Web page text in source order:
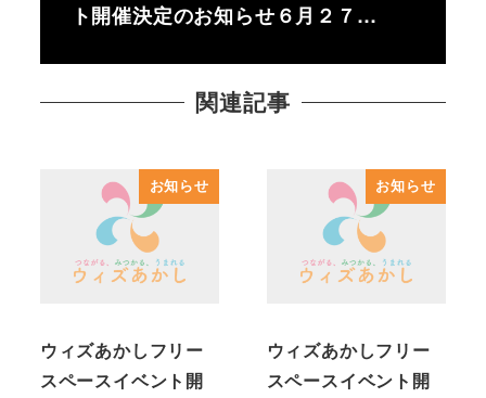
ト開催決定のお知らせ６月２７…
関連記事
お知らせ
ウィズあかしフリー
スペースイベント開
お知らせ
ウィズあかしフリー
スペースイベント開